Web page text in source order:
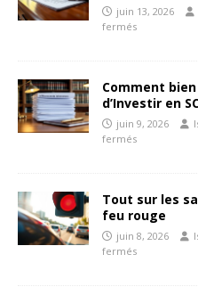
juin 13, 2026
fermés
Comment
d’Investir en
juin 9, 2026
fermés
Tout sur les
feu rouge
juin 8, 2026
fermés